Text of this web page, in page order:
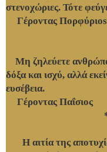
στενοχώριες. Τότε
Γέροντας Πορφύριos
* * * *
Μη ζηλεύετε
δόξα και ισχύ, αλλά
ευσέβεια.
Γέροντας Παΐσιος
* * * * *
Η αιτία της